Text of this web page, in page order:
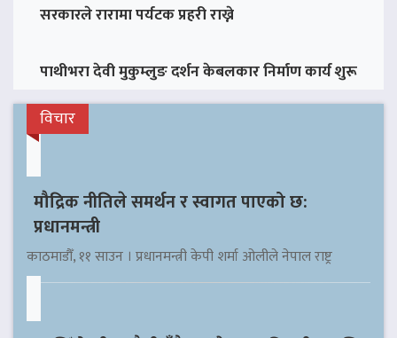
सरकारले रारामा पर्यटक प्रहरी राख्ने
पाथीभरा देवी मुकुम्लुङ दर्शन केबलकार निर्माण कार्य शुरू
विचार
मौद्रिक नीतिले समर्थन र स्वागत पाएको छ:
प्रधानमन्त्री
काठमाडौँ, ११ साउन । प्रधानमन्त्री केपी शर्मा ओलीले नेपाल राष्ट्र